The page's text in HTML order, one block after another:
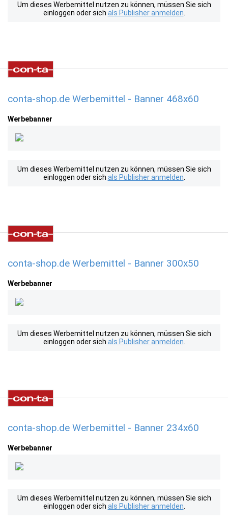
Um dieses Werbemittel nutzen zu können, müssen Sie sich
einloggen oder sich als Publisher anmelden
conta-shop.de Werbemittel - Banner 468x60
Werbebanner
Um dieses Werbemittel nutzen zu können, müssen Sie sich
einloggen oder sich als Publisher anmelden
conta-shop.de Werbemittel - Banner 300x50
Werbebanner
Um dieses Werbemittel nutzen zu können, müssen Sie sich
einloggen oder sich als Publisher anmelden
conta-shop.de Werbemittel - Banner 234x60
Werbebanner
Um dieses Werbemittel nutzen zu können, müssen Sie sich
einloggen oder sich als Publisher anmelden